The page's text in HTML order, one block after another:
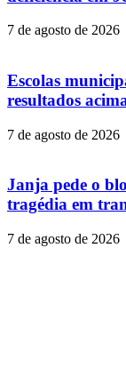
7 de agosto de 2026
Escolas
resultados
7 de agosto de 2026
Janja pede o
tragédia em
7 de agosto de 2026